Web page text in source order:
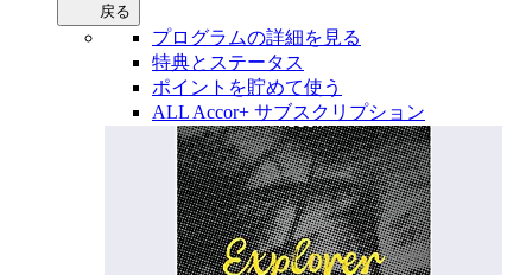
戻る
プログラムの詳細を見る
特典とステータス
ポイントを貯めて使う
ALL Accor+ サブスクリプション